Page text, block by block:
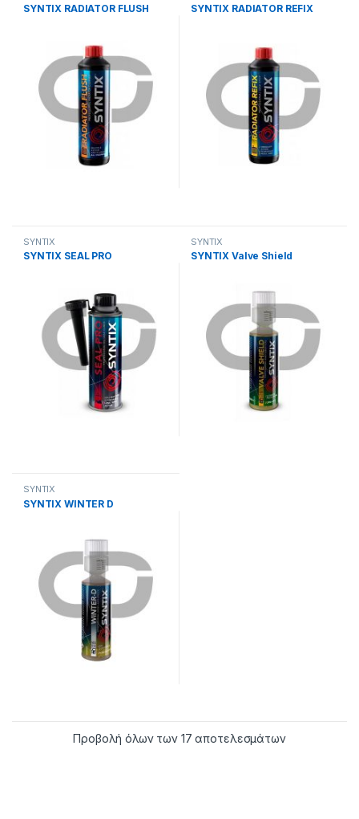
SYNTIX RADIATOR FLUSH SYNTIX RADIATOR REFIX
SYNTIX
SYNTIX SEAL PRO
SYNTIX
SYNTIX Valve Shield
SYNTIX
SYNTIX WINTER D
Προβολή όλων των 17 αποτελεσμάτων